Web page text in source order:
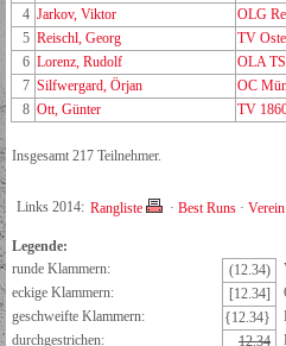
4 Jarkov, Viktor OLG
5 Reischl, Georg TV
6 Lorenz, Rudolf OLA
7 Silfwergard, Örjan OC
8 Ott, Günter TV
Insgesamt 217 Teilnehmer.
Links 2014: Rangliste · Best Runs · Verein
Legende:
runde Klammern:
(12.34)
eckige Klammern:
[12.34]
geschweifte Klammern:
{12.34}
durchgestrichen:
12.34